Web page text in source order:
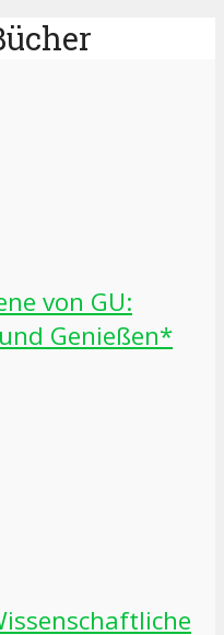
von GU:
Genießen*